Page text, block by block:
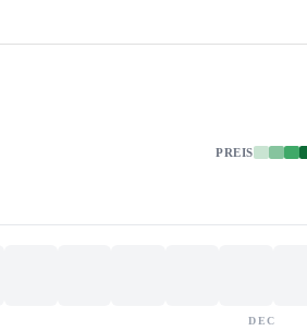
PREIS
DEC